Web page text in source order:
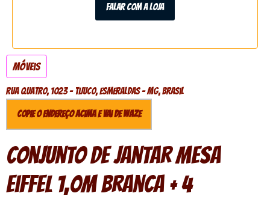
Falar com a loja
Móveis
Rua quatro, 1023 - Tijuco, Esmeraldas - MG, Brasil
Copie o endereço acima e vai de Waze
Conjunto de jantar Mesa
Eiffel 1,0m Branca + 4